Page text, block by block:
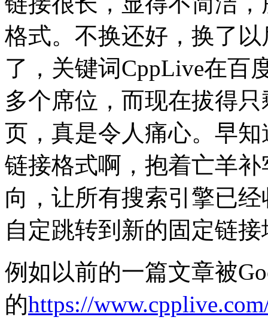
格式。不换还好，换了
了，关键词CppLive在百
多个席位，而现在拔得
页，真是令人痛心。早
链接格式啊，抱着亡羊
向，让所有搜索引擎已
自定跳转到新的固定链
例如以前的一篇文章被
的https://